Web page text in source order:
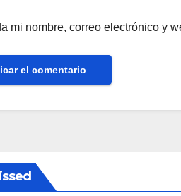
mi nombre, correo electrónico y